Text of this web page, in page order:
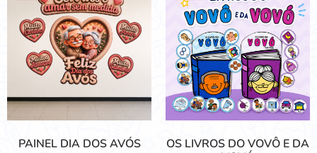
PAINEL DIA DOS AVÓS
OS LIVROS DO VOVÔ E DA